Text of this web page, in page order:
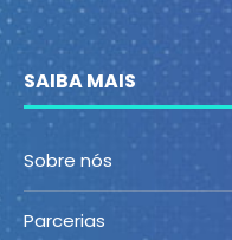
SAIBA MAIS
Sobre nós
Parcerias